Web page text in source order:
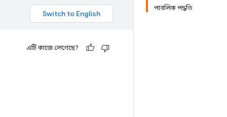
পাবলিক পদ্ধতি
এটি কাজে লেগেছে?